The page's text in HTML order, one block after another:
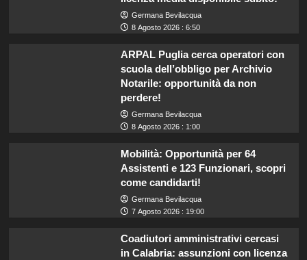
Germana Bevilacqua
8 Agosto 2026 : 6:50
ARPAL Puglia cerca operatori con
scuola dell’obbligo per Archivio
Notarile: opportunità da non
perdere!
Germana Bevilacqua
8 Agosto 2026 : 1:00
Mobilità: Opportunità per 64
Assistenti e 123 Funzionari, scopri
come candidarti!
Germana Bevilacqua
7 Agosto 2026 : 19:00
Coadiutori amministrativi cercasi
in Calabria: assunzioni con licenza